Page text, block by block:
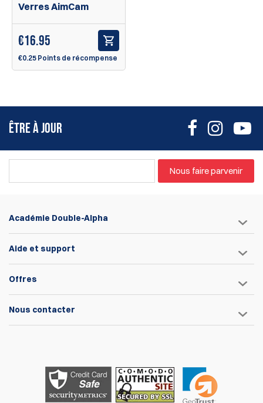
Verres AimCam
€16.95
€0.25 Points de récompense
ÊTRE À JOUR
Nous faire parvenir
Académie Double-Alpha
Aide et support
Offres
Nous contacter